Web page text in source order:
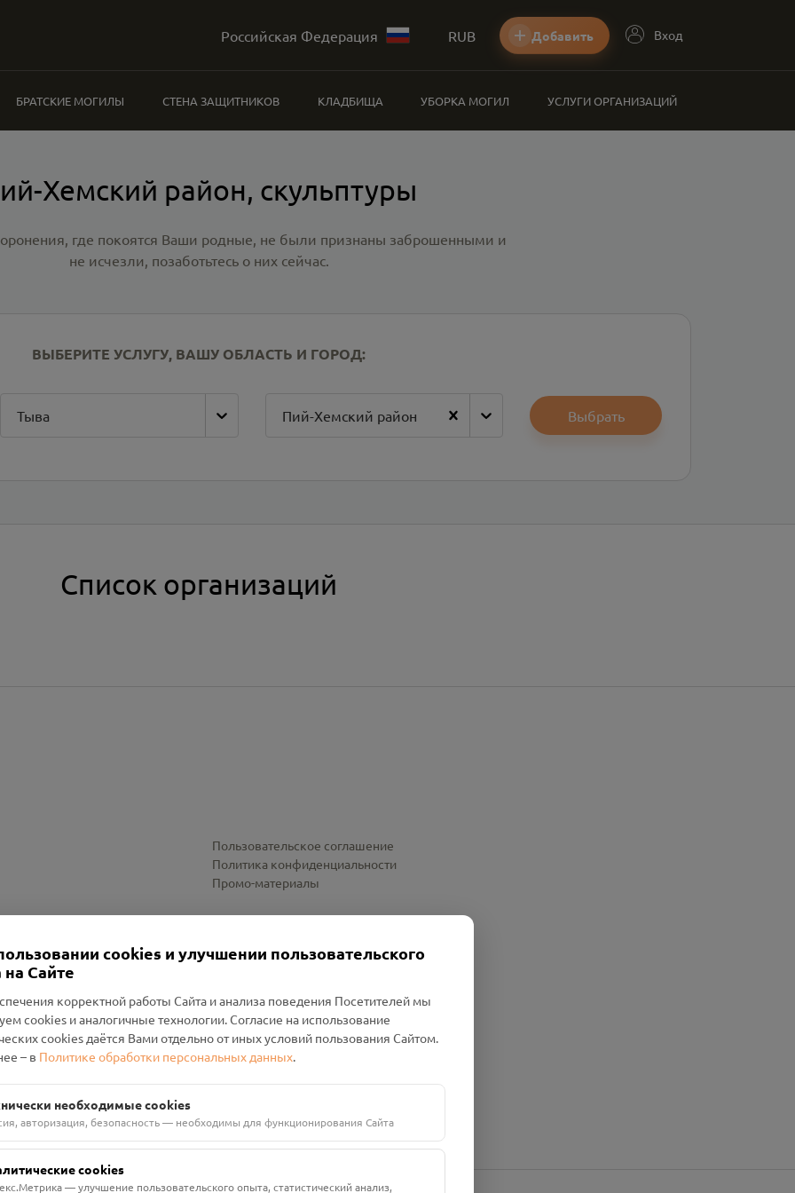
Российская Федерация RUB Добавить Вход
БРАТСКИЕ МОГИЛЫ СТЕНА ЗАЩИТНИКОВ КЛАДБИЩА УБОРКА МОГИЛ УСЛУГИ ОРГАНИЗАЦИЙ
Хемский район, скульптуры
где покоятся Ваши родные, не были признаны заброшенными и
не исчезли, позаботьтесь о них сейчас.
ВЫБЕРИТЕ УСЛУГУ, ВАШУ ОБЛАСТЬ И ГОРОД:
Тыва Пий-Хемский район Выбрать
Список организаций
Пользовательское соглашение
Политика конфиденциальности
Промо-материалы
Проект Помним»
Руднянский, г. Рудня, улица Западная, д. 26А, пом. 18
БАНК"
cookies и улучшении пользовательского
Сайте
корректной работы Сайта и анализа поведения Посетителей мы
cookies и аналогичные технологии. Согласие на использование
cookies даётся Вами отдельно от иных условий пользования Сайтом.
– в Политике обработки персональных данных.
необходимые cookies
авторизация, безопасность — необходимы для функционирования Сайта
cookies
— улучшение пользовательского опыта, статистический анализ,